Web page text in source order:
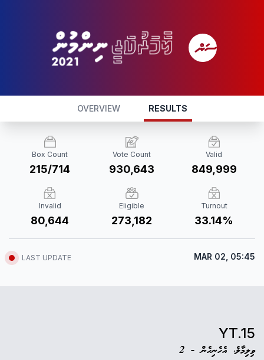
RESULTS
OVERVIEW
Box Count
215/714
Vote Count
930,643
Valid
849,999
Invalid
80,644
Eligible
273,182
Turnout
33.14%
LAST UPDATE MAR 02, 05:45
YT.15
ވިލިމާލެ، އެހެނިހެން - 2